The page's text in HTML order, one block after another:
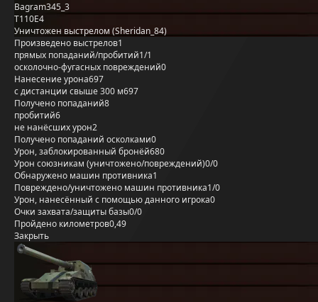
Bagram345_3
T110E4
Уничтожен выстрелом (Sheridan_84)
Произведено выстрелов1
прямых попаданий/пробитий1/1
осколочно-фугасных повреждений0
Нанесение урона697
с дистанции свыше 300 м697
Получено попаданий8
пробитий6
не нанёсших урон2
Получено попаданий осколками0
Урон, заблокированный бронёй680
Урон союзникам (уничтожено/повреждений)0/0
Обнаружено машин противника1
Повреждено/уничтожено машин противника1/0
Урон, нанесённый с помощью данного игрока0
Очки захвата/защиты базы0/0
Пройдено километров0,49
Закрыть